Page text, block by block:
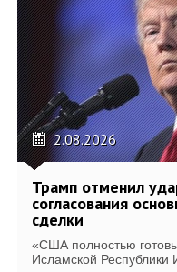
2.08.2026
Трамп отменил
согласования
сделки
«США полностью
Исламской Республики